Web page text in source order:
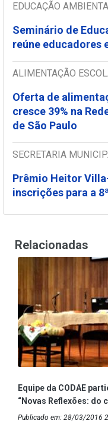
EDUCAÇÃO
Seminário de
reúne educadores
ALIMENTAÇÃO
Oferta de
cresce 39% na
de São Paulo
SECRETARIA
Prêmio Heitor
inscrições para a
Relacionadas
Equipe da CODAE
“Novas Reflexões: do
Publicado em: 28/03/2016